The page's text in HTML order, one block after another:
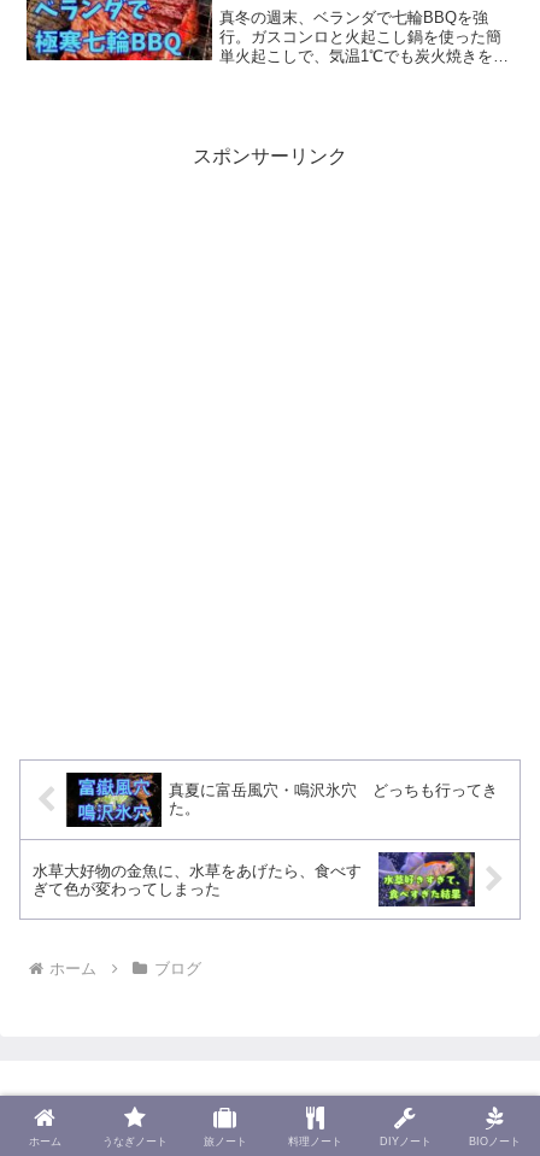
真冬の週末、ベランダで七輪BBQを強
行。ガスコンロと火起こし鍋を使った簡
単火起こしで、気温1℃でも炭火焼きを楽
スポンサーリンク
真夏に富岳風穴・鳴沢氷穴 どっちも行ってき
た。
水草大好物の金魚に、水草をあげたら、食べす
ぎて色が変わってしまった
ホーム ブログ
ホーム うなぎノート 旅ノート 料理ノート DIYノート BIOノート